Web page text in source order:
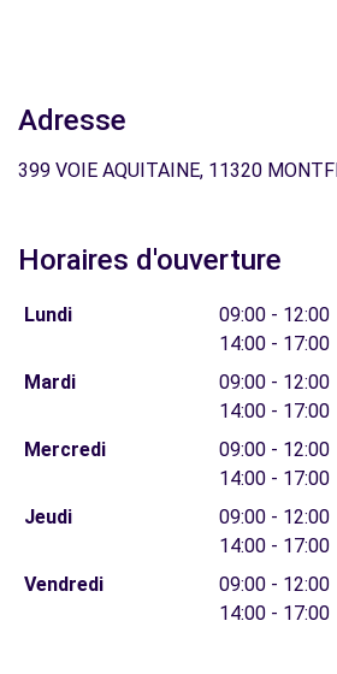
Adresse
399 VOIE AQUITAINE, 11320
Horaires d'ouverture
Lundi
09:00 - 12:00
14:00 - 17:00
Mardi
09:00 - 12:00
14:00 - 17:00
Mercredi
09:00 - 12:00
14:00 - 17:00
Jeudi
09:00 - 12:00
14:00 - 17:00
Vendredi
09:00 - 12:00
14:00 - 17:00